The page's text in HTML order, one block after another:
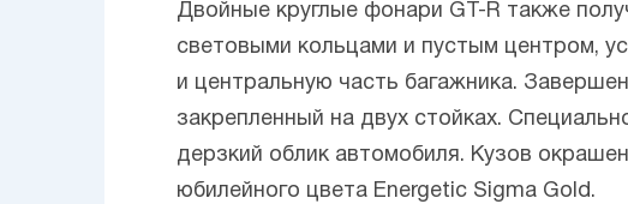
Двойные круглые фонари GT-R также
световыми кольцами и пустым центром,
и центральную часть багажника.
закрепленный на двух стойках.
дерзкий облик автомобиля. Кузов
юбилейного цвета Energetic Sigma Gold.